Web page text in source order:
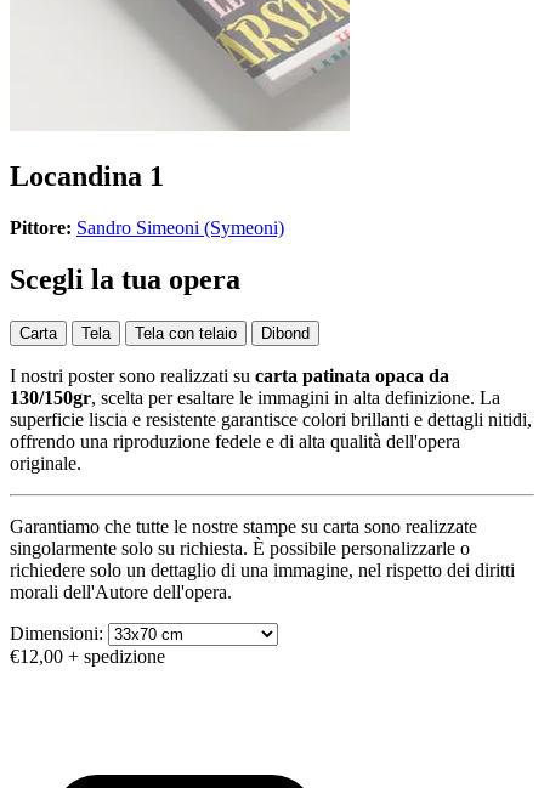
Locandina 1
Pittore: Sandro Simeoni (Symeoni)
Scegli la tua opera
Carta Tela Tela con telaio Dibond
I nostri poster sono realizzati su carta patinata opaca da
130/150gr, scelta per esaltare le immagini in alta definizione. La
superficie liscia e resistente garantisce colori brillanti e dettagli nitidi,
offrendo una riproduzione fedele e di alta qualità dell'opera
originale.
Garantiamo che tutte le nostre stampe su carta sono realizzate
singolarmente solo su richiesta. È possibile personalizzarle o
richiedere solo un dettaglio di una immagine, nel rispetto dei diritti
morali dell'Autore dell'opera.
Dimensioni:
€12,00 + spedizione